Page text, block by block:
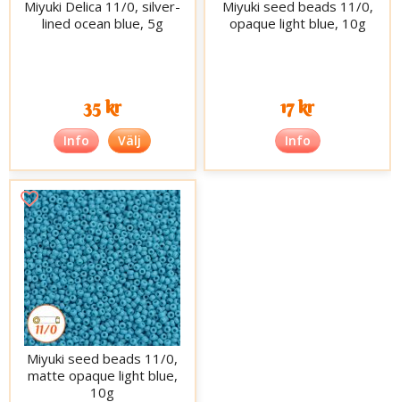
Miyuki Delica 11/0, silver-
lined ocean blue, 5g
35 kr
Info Välj
Miyuki seed beads 11/0,
opaque light blue, 10g
17 kr
Info
Miyuki seed beads 11/0,
matte opaque light blue,
10g